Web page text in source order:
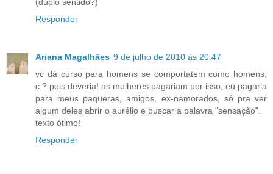
(duplo sentido?)
Responder
Ariana Magalhães 9 de julho de 2010 às 20:47
vc dá curso para homens se comportatem como homens,
c.? pois deveria! as mulheres pagariam por isso, eu pagaria
para meus paqueras, amigos, ex-namorados, só pra ver
algum deles abrir o aurélio e buscar a palavra "sensação".
texto ótimo!
Responder